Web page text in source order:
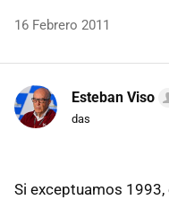
16 Febrero 2011
Esteban Viso
das
Si exceptuamos